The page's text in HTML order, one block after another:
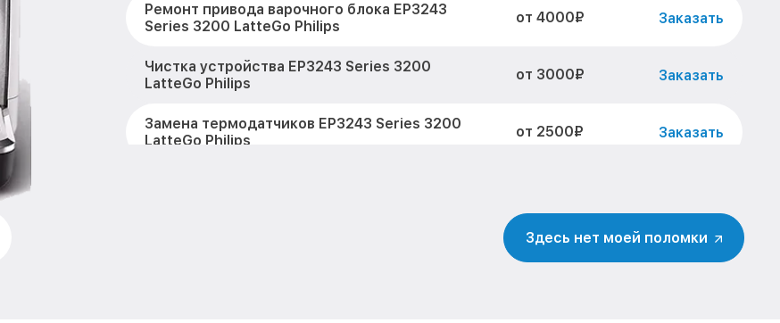
Ремонт привода варочного блока EP3243
Series 3200 LatteGo Philips
от 4000₽ Заказать
Чистка устройства EP3243 Series 3200
LatteGo Philips
от 3000₽ Заказать
Замена термодатчиков EP3243 Series 3200
LatteGo Philips
от 2500₽ Заказать
от 2000₽ Заказать
Здесь нет моей поломки